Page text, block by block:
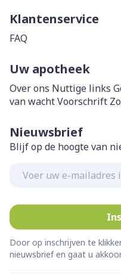
Klantenservice
FAQ
Uw apotheek
Over ons Nuttige links
van wachtVoorschrift
Nieuwsbrief
Blijf op de hoogte van
Door op inschrijven te
nieuwsbrief en gaat u